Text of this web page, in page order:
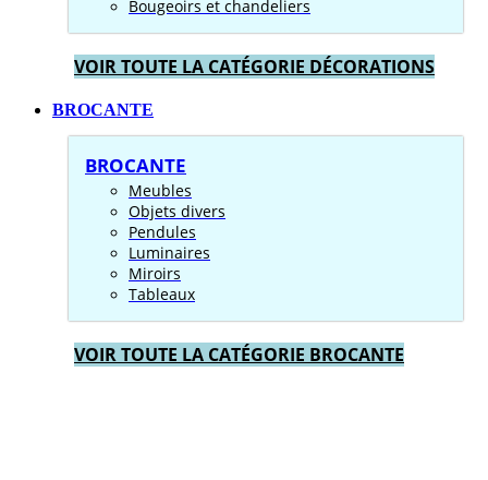
Bougeoirs et chandeliers
VOIR TOUTE LA CATÉGORIE DÉCORATIONS
BROCANTE
BROCANTE
Meubles
Objets divers
Pendules
Luminaires
Miroirs
Tableaux
VOIR TOUTE LA CATÉGORIE BROCANTE